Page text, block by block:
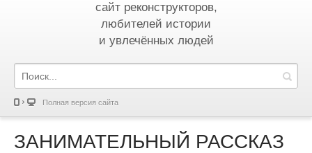
сайт реконструкторов,
любителей истории
и увлечённых людей
Полная версия сайта
ЗАНИМАТЕЛЬНЫЙ РАССКАЗ